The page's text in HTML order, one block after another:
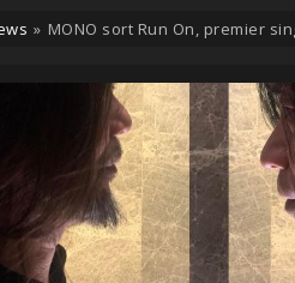
» MONO sort Run On, premier